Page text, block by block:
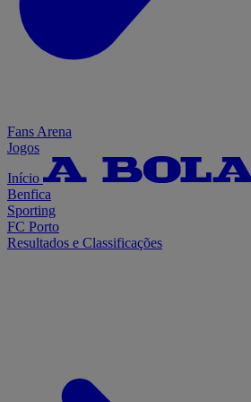
Fans Arena
Jogos
Início
Benfica
Sporting
FC Porto
Resultados e Classificações